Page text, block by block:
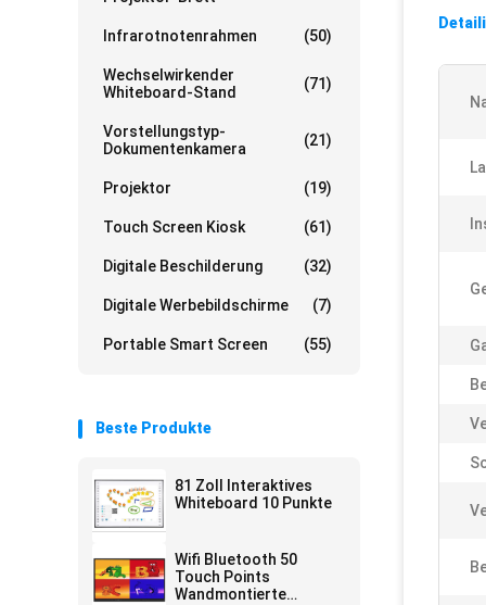
Infrarotnotenrahmen (50)
Wechselwirkender
Whiteboard-Stand
(71)
Vorstellungstyp-
Dokumentenkamera
(21)
Projektor (19)
Touch Screen Kiosk (61)
Digitale Beschilderung (32)
Digitale Werbebildschirme (7)
Portable Smart Screen (55)
Beste Produkte
81 Zoll Interaktives
Whiteboard 10 Punkte
Wifi Bluetooth 50
Touch Points
Wandmontierte